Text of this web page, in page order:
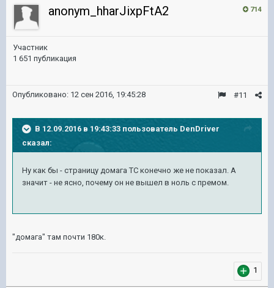
714
anonym_hharJixpFtA2
Участник
1 651 публикация
#11
Опубликовано: 12 сен 2016, 19:45:28
В 12.09.2016 в 19:43:33 пользователь DenDriver
сказал:
Ну как бы - страницу домага ТС конечно же не показал. А
значит - не ясно, почему он не вышел в ноль с премом.
"домага" там почти 180к.
1